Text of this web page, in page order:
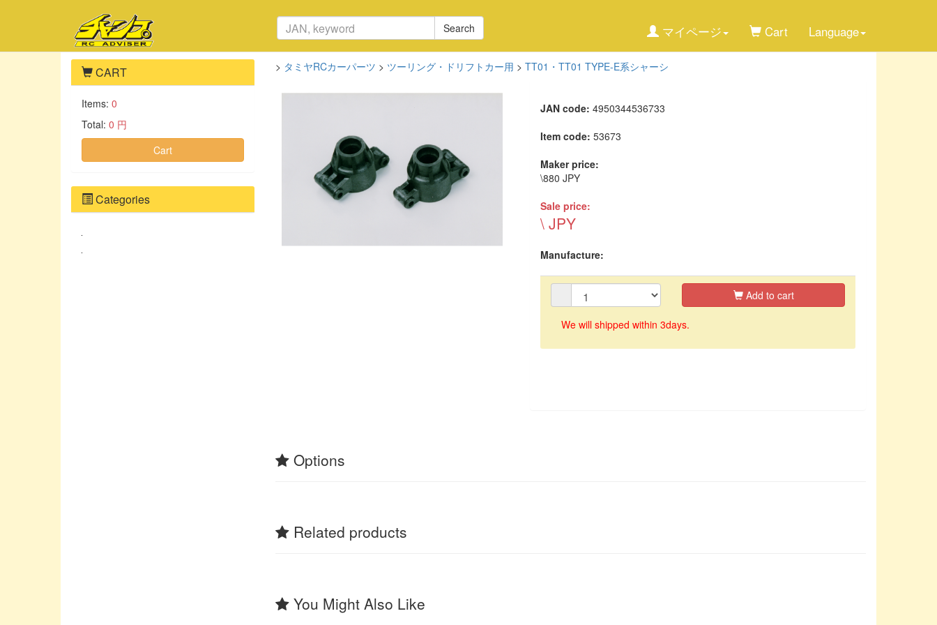
Search マイページ Cart Language
> タミヤRCカーパーツ > ツーリング・ドリフトカー用 > TT01・TT01 TYPE-E系シャーシ
JAN code:4950344536733
Item code:53673
Maker price:
\880 JPY
Sale price:
\ JPY
Manufacture:
Add to cart
We will shipped within 3days.
Options
Related products
You Might Also Like
CART
Items: 0
Total: 0 円
Cart
Categories